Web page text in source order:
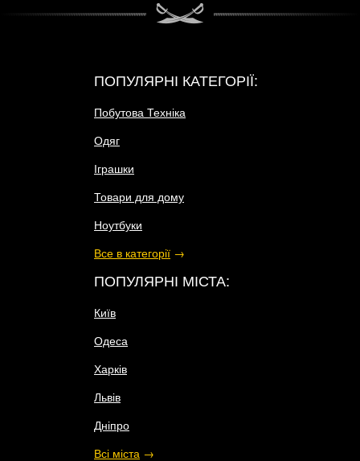
ПОПУЛЯРНІ КАТЕГОРІЇ:
Побутова Техніка
Одяг
Іграшки
Товари для дому
Ноутбуки
Все в категорії →
ПОПУЛЯРНІ МІСТА:
Київ
Одеса
Харків
Львів
Дніпро
Всі міста →